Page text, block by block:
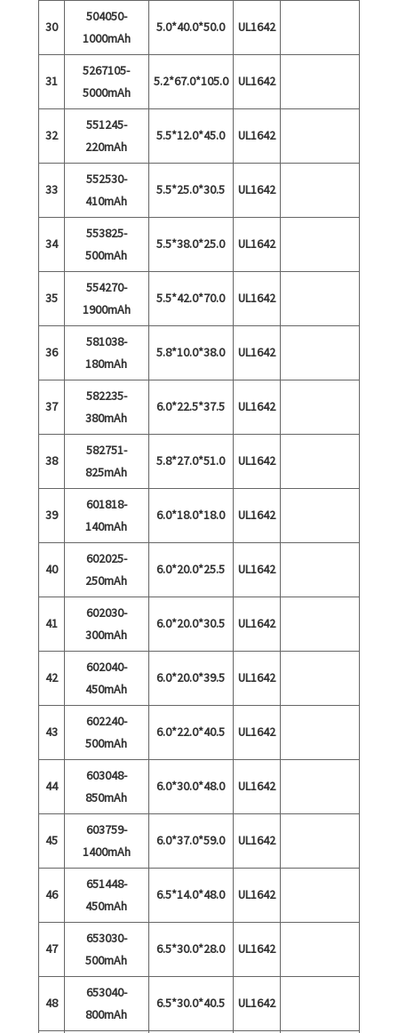
30
504050-
1000mAh
5.0*40.0*50.0 UL1642
31
5267105-
5000mAh
5.2*67.0*105.0 UL1642
32
551245-
220mAh
5.5*12.0*45.0 UL1642
33
552530-
410mAh
5.5*25.0*30.5 UL1642
34
553825-
500mAh
5.5*38.0*25.0 UL1642
35
554270-
1900mAh
5.5*42.0*70.0 UL1642
36
581038-
180mAh
5.8*10.0*38.0 UL1642
37
582235-
380mAh
6.0*22.5*37.5 UL1642
38
582751-
825mAh
5.8*27.0*51.0 UL1642
39
601818-
140mAh
6.0*18.0*18.0 UL1642
40
602025-
250mAh
6.0*20.0*25.5 UL1642
41
602030-
300mAh
6.0*20.0*30.5 UL1642
42
602040-
450mAh
6.0*20.0*39.5 UL1642
43
602240-
500mAh
6.0*22.0*40.5 UL1642
44
603048-
850mAh
6.0*30.0*48.0 UL1642
45
603759-
1400mAh
6.0*37.0*59.0 UL1642
46
651448-
450mAh
6.5*14.0*48.0 UL1642
47
653030-
500mAh
6.5*30.0*28.0 UL1642
48
653040-
800mAh
6.5*30.0*40.5 UL1642